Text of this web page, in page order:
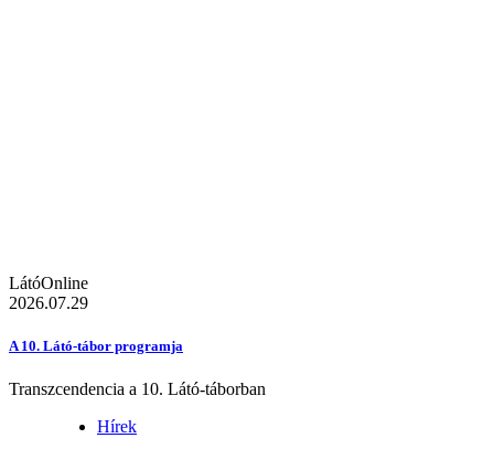
LátóOnline
2026.07.29
A 10. Látó-tábor programja
Transzcendencia a 10. Látó-táborban
Hírek